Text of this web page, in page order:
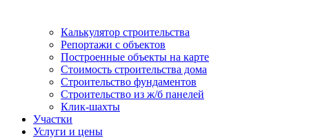
Калькулятор строительства
Репортажи с объектов
Построенные объекты на карте
Стоимость строительства дома
Строительство фундаментов
Строительство из ж/б панелей
Клик-шахты
Участки
Услуги и цены